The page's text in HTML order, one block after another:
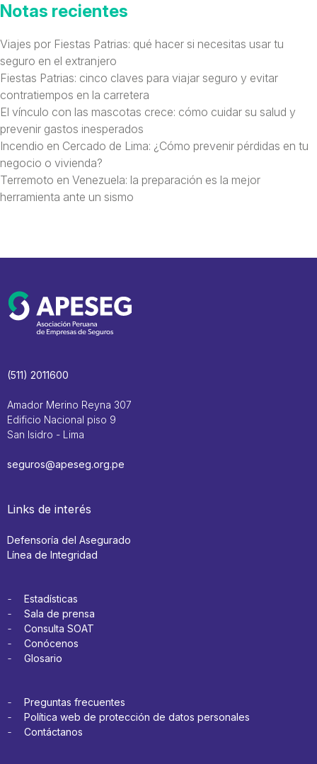
Notas recientes
Viajes por Fiestas Patrias: qué hacer si necesitas usar tu
seguro en el extranjero
Fiestas Patrias: cinco claves para viajar seguro y evitar
contratiempos en la carretera
El vínculo con las mascotas crece: cómo cuidar su salud y
prevenir gastos inesperados
Incendio en Cercado de Lima: ¿Cómo prevenir pérdidas en tu
negocio o vivienda?
Terremoto en Venezuela: la preparación es la mejor
herramienta ante un sismo
(511) 2011600
Amador Merino Reyna 307
Edificio Nacional piso 9
San Isidro - Lima
seguros@apeseg.org.pe
Links de interés
Defensoría del Asegurado
Línea de Integridad
Estadísticas
Sala de prensa
Consulta SOAT
Conócenos
Glosario
Preguntas frecuentes
Política web de protección de datos personales
Contáctanos